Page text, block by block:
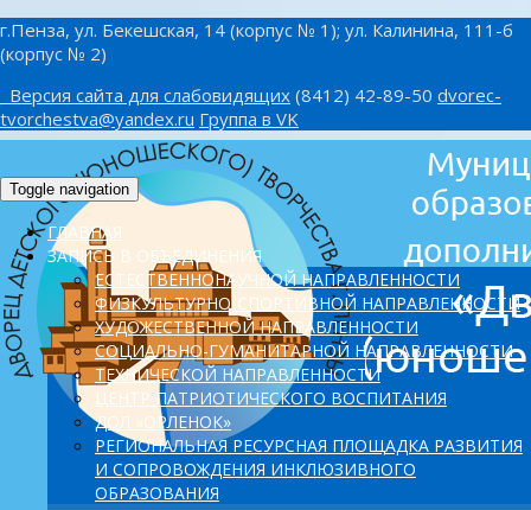
г.Пенза, ул. Бекешская, 14 (корпус № 1); ул. Калинина, 111-б
(корпус № 2)
Версия сайта для слабовидящих (8412) 42-89-50 dvorec-
tvorchestva@yandex.ru Группа в VK
Toggle navigation
ГЛАВНАЯ
ЗАПИСЬ В ОБЪЕДИНЕНИЯ
ЕСТЕСТВЕННОНАУЧНОЙ НАПРАВЛЕННОСТИ
ФИЗКУЛЬТУРНО-СПОРТИВНОЙ НАПРАВЛЕННОСТИ
ХУДОЖЕСТВЕННОЙ НАПРАВЛЕННОСТИ
СОЦИАЛЬНО-ГУМАНИТАРНОЙ НАПРАВЛЕННОСТИ
ТЕХНИЧЕСКОЙ НАПРАВЛЕННОСТИ
ЦЕНТР ПАТРИОТИЧЕСКОГО ВОСПИТАНИЯ
ДОЛ «ОРЛЕНОК»
PЕГИОНАЛЬНАЯ РЕСУРСНАЯ ПЛОЩАДКА РАЗВИТИЯ
И СОПРОВОЖДЕНИЯ ИНКЛЮЗИВНОГО
ОБРАЗОВАНИЯ